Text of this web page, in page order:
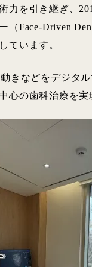
力を引き継ぎ、
（Face-Driven
ています。
きなどをデジタ
心の歯科治療を実